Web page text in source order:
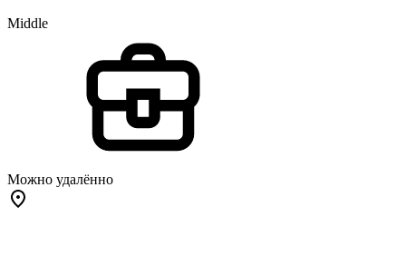
Middle
Можно удалённо